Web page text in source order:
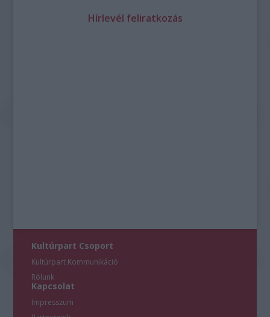
Hírlevél feliratkozás
Kultúrpart Csoport
Kultúrpart Kommunikáció
Rólunk
Kapcsolat
Impresszum